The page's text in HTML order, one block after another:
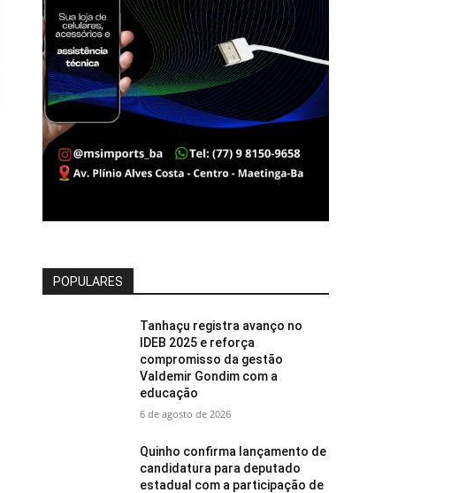
POPULARES
Tanhaçu registra avanço no
IDEB 2025 e reforça
compromisso da gestão
Valdemir Gondim com a
educação
6 de agosto de 2026
Quinho confirma lançamento de
candidatura para deputado
estadual com a participação de